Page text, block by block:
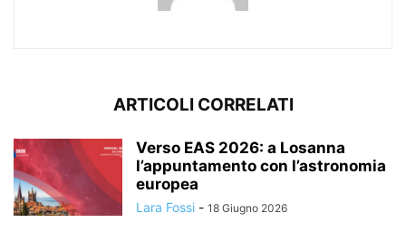
ARTICOLI CORRELATI
Verso EAS 2026: a Losanna
l’appuntamento con l’astronomia
europea
Lara Fossi - 18 Giugno 2026